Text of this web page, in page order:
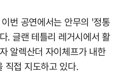
번 공연에서는 안무의 '정통
. 글랜 테틀리 레거시에서 활
알렉산더 자이체프가 내한
직접 지도하고 있다.